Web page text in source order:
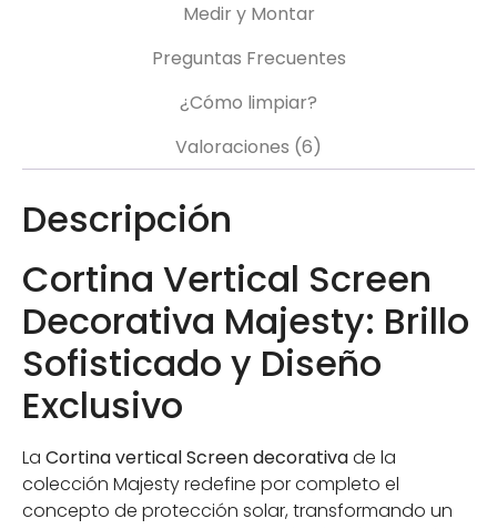
Medir y Montar
Preguntas Frecuentes
¿Cómo limpiar?
Valoraciones (6)
Descripción
Cortina Vertical Screen
Decorativa Majesty: Brillo
Sofisticado y Diseño
Exclusivo
La Cortina vertical Screen decorativade la
colección Majesty redefine por completo el
concepto de protección solar, transformando un